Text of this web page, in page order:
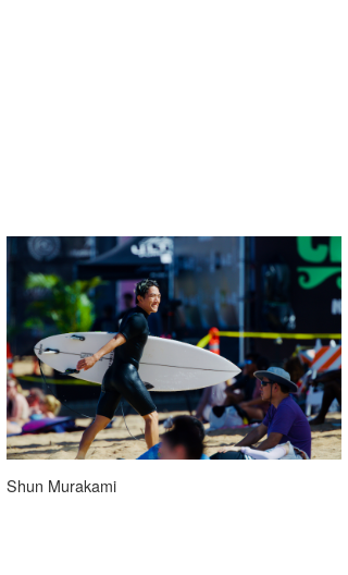
Shun Murakami